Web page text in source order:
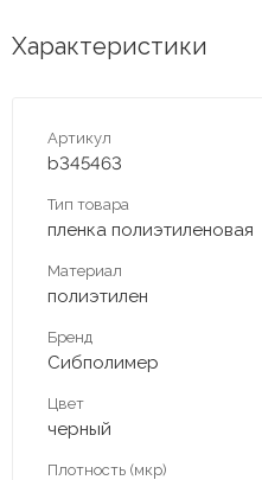
Характеристики
Артикул
b345463
Тип товара
пленка полиэтиленовая
Материал
полиэтилен
Бренд
Сибполимер
Цвет
черный
Плотность (мкр)